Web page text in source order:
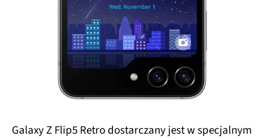
Galaxy Z Flip5 Retro dostarczany jest w specjalnym